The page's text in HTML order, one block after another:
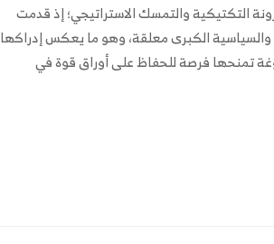
التكتيكية والتمسك الاستراتيجي؛ إذ قدمت
والسياسية الكبرى معلقة، وهو ما يعكس إدراكها
تمنحها فرصة للحفاظ على أوراق قوة في